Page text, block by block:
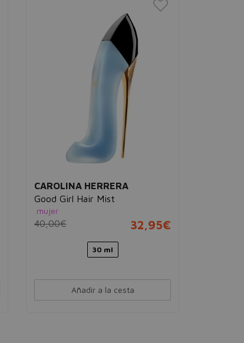
CAROLINA HERRERA
Good Girl Hair Mist
mujer
40,00€ 32,95€
30 ml
Añadir a la cesta